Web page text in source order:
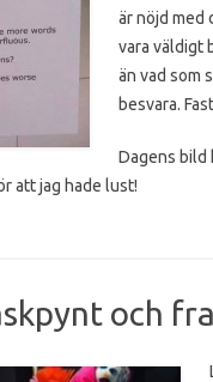
är nöjd med
vara väldigt
än vad som
besvara.
Dagens bild
att jag hade lust!
och